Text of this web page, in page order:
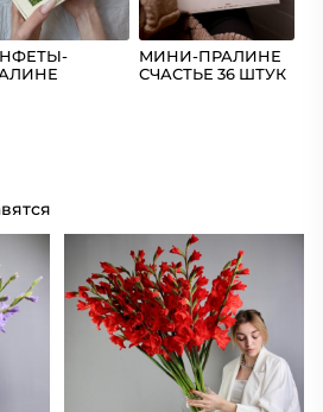
МИНИ-ПРАЛИНЕ
СЧАСТЬЕ 36 ШТУК